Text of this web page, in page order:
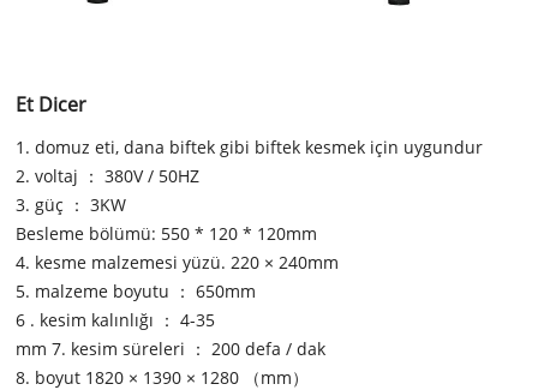
Et Dicer
1. domuz eti, dana biftek gibi biftek kesmek için uygundur
2. voltaj ： 380V / 50HZ
3. güç ： 3KW
Besleme bölümü: 550 * 120 * 120mm
4. kesme malzemesi yüzü. 220 × 240mm
5. malzeme boyutu ： 650mm
6 . kesim kalınlığı ： 4-35
mm 7. kesim süreleri ： 200 defa / dak
8. boyut 1820 × 1390 × 1280 （mm）